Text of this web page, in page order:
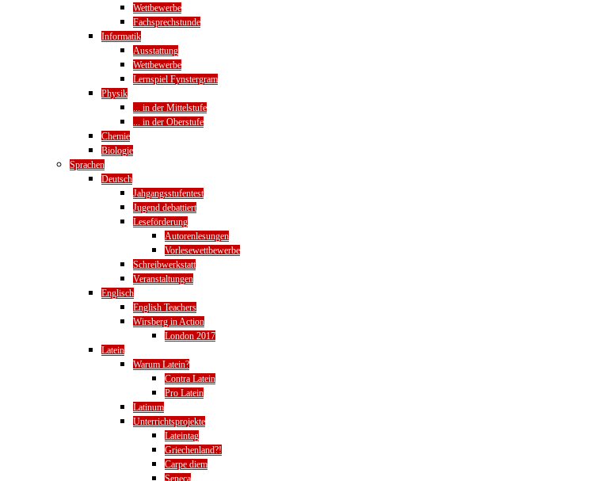
Wettbewerbe
Fachsprechstunde
Informatik
Ausstattung
Wettbewerbe
Lernspiel Fynstergram
Physik
... in der Mittelstufe
... in der Oberstufe
Chemie
Biologie
Sprachen
Deutsch
Jahgangsstufentest
Jugend debattiert
Leseförderung
Autorenlesungen
Vorlesewettbewerbe
Schreibwerkstatt
Veranstaltungen
Englisch
English Teachers
Wirsberg in Action
London 2017
Latein
Warum Latein?
Contra Latein
Pro Latein
Latinum
Unterrichtsprojekte
Lateintag
Griechenland?!
Carpe diem
Seneca